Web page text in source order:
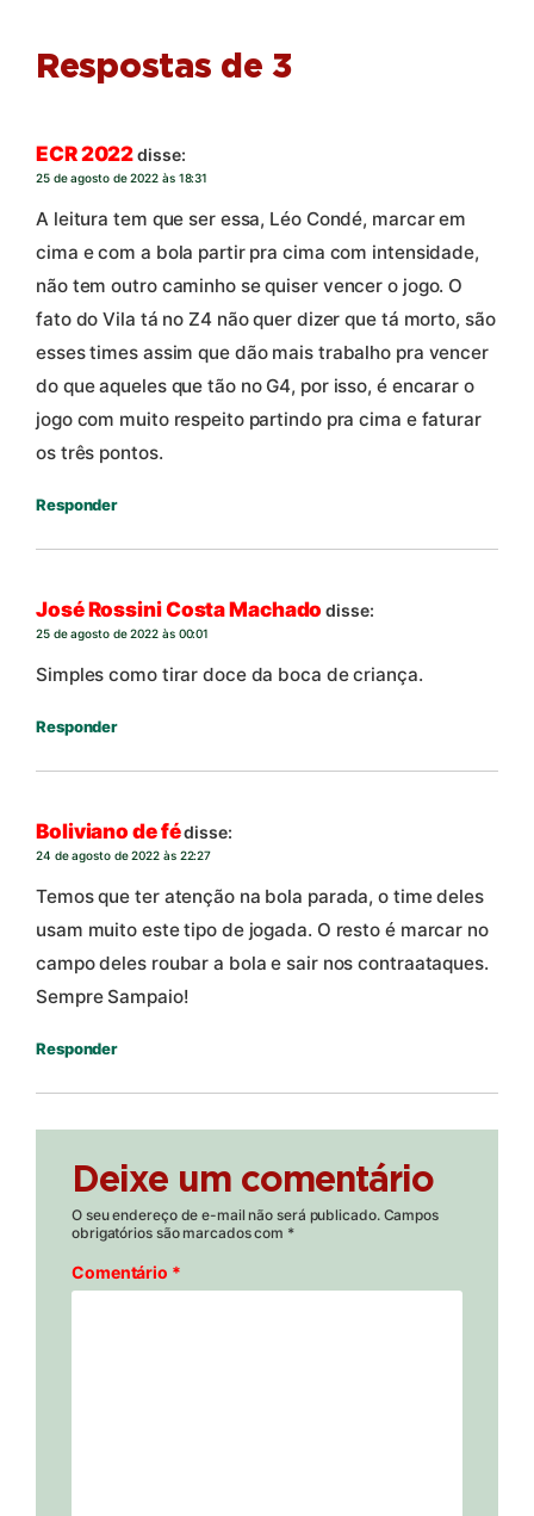
Respostas de 3
ECR 2022disse:
25 de agosto de 2022 às 18:31
A leitura tem que ser essa, Léo Condé, marcar em
cima e com a bola partir pra cima com intensidade,
não tem outro caminho se quiser vencer o jogo. O
fato do Vila tá no Z4 não quer dizer que tá morto, são
esses times assim que dão mais trabalho pra vencer
do que aqueles que tão no G4, por isso, é encarar o
jogo com muito respeito partindo pra cima e faturar
os três pontos.
Responder
José Rossini Costa Machado disse:
25 de agosto de 2022 às 00:01
Simples como tirar doce da boca de criança.
Responder
Boliviano de fédisse:
24 de agosto de 2022 às 22:27
Temos que ter atenção na bola parada, o time deles
usam muito este tipo de jogada. O resto é marcar no
campo deles roubar a bola e sair nos contraataques.
Sempre Sampaio!
Responder
Deixe um comentário
O seu endereço de e-mail não será publicado. Campos
obrigatórios são marcados com *
Comentário *